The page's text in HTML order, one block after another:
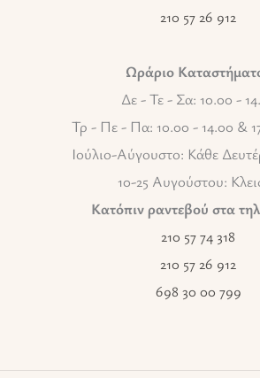
210 57 26 912
Ωράριο
Δε - Τε - Σα: 10.00 -
Τρ - Πε - Πα: 10.00 - 14.00 &
Ιούλιο-Αύγουστο: Κάθε
10-25 Αυγούστου:
Κατόπιν ραντεβού στα
210 57 74 318
210 57 26 912
698 30 00 799